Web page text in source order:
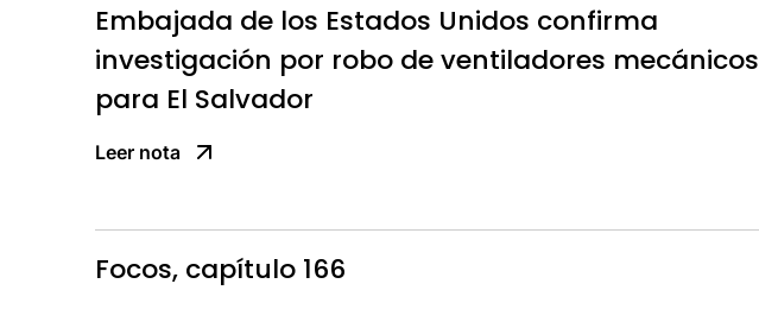
Embajada de los Estados Unidos confirma
investigación por robo de ventiladores mecánicos
para El Salvador
Leer nota
Focos, capítulo 166